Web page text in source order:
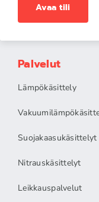
Avaa tili
Palvelut
Lämpökäsittely
Suojakaasukäsittelyt
Nitrauskäsittelyt
Leikkauspalvelut